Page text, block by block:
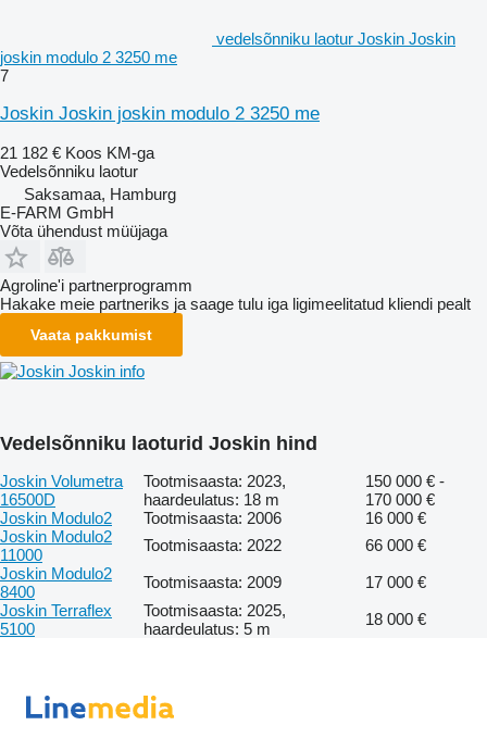
vedelsõnniku laotur Joskin Joskin
joskin modulo 2 3250 me
7
Joskin Joskin joskin modulo 2 3250 me
21 182 € Koos KM-ga
Vedelsõnniku laotur
Saksamaa, Hamburg
E-FARM GmbH
Võta ühendust müüjaga
Agroline'i partnerprogramm
Hakake meie partneriks ja saage tulu iga ligimeelitatud kliendi pealt
Vaata pakkumist
Joskin info
Vedelsõnniku laoturid Joskin hind
Joskin Volumetra
16500D
Tootmisaasta: 2023,
haardeulatus: 18 m
150 000 € -
170 000 €
Joskin Modulo2
Tootmisaasta: 2006
16 000 €
Joskin Modulo2
11000
Tootmisaasta: 2022
66 000 €
Joskin Modulo2
8400
Tootmisaasta: 2009
17 000 €
Joskin Terraflex
5100
Tootmisaasta: 2025,
haardeulatus: 5 m
18 000 €